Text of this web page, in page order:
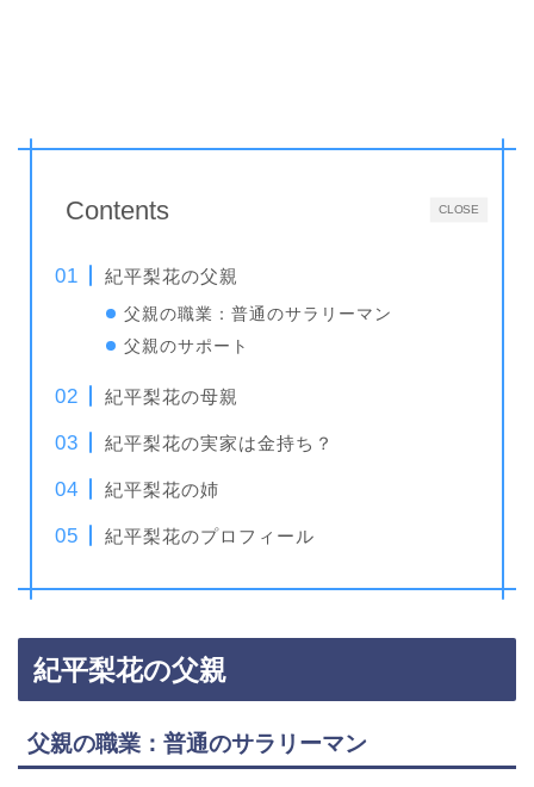
CLOSE
Contents
紀平梨花の父親
父親の職業：普通のサラリーマン
父親のサポート
紀平梨花の母親
紀平梨花の実家は金持ち？
紀平梨花の姉
紀平梨花のプロフィール
紀平梨花の父親
父親の職業：普通のサラリーマン